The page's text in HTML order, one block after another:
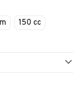
150 cc